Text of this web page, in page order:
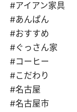
#アイアン家具
#あんぱん
#おすすめ
#ぐっさん家
#コーヒー
#こだわり
#名古屋
#名古屋市